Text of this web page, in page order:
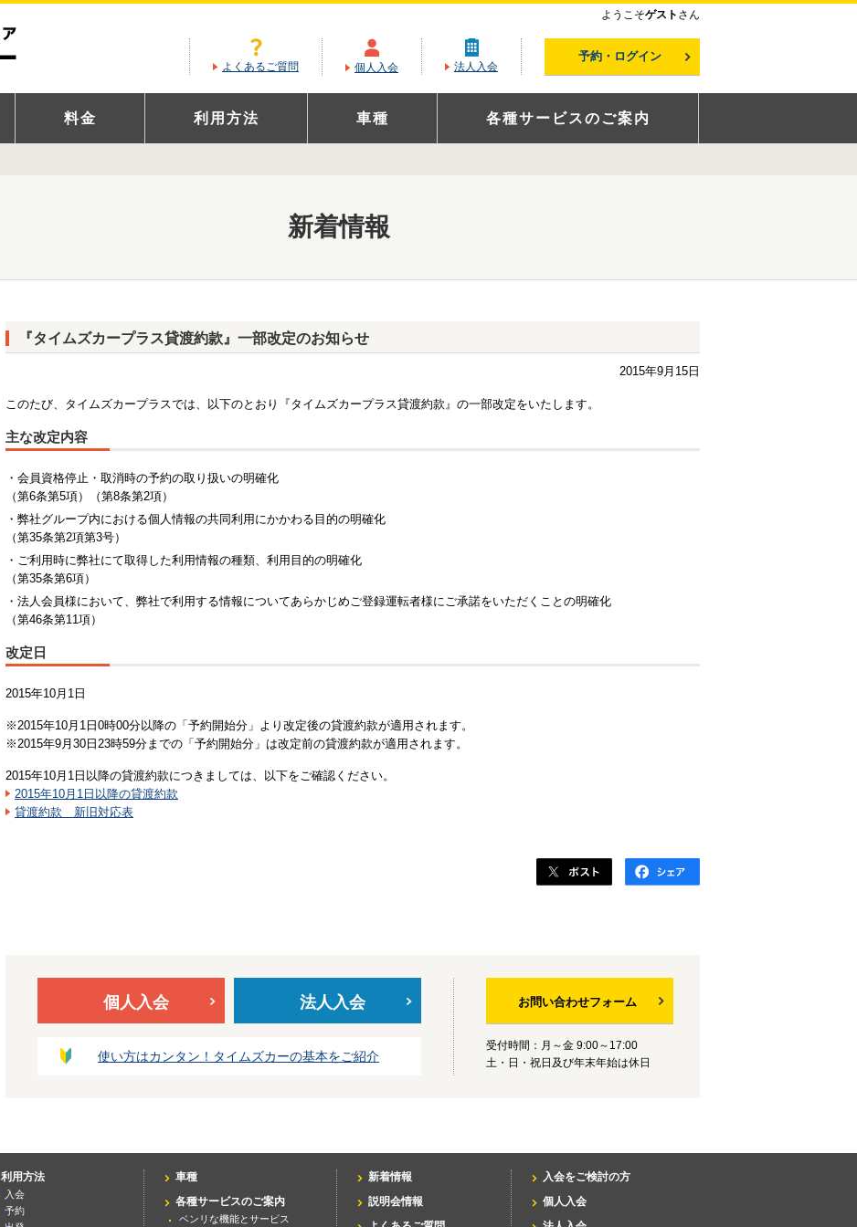
ようこそゲスト さん
よくあるご質問 個人入会 法人入会
予約・ログイン
料金 利用方法 車種 各種サービスのご案内
新着情報
『タイムズカープラス貸渡約款』一部改定のお知らせ
2015年9月15日
このたび、タイムズカープラスでは、以下のとおり『タイムズカープラス貸渡約款』の一部改定をいたします。
主な改定内容
・会員資格停止・取消時の予約の取り扱いの明確化
（第6条第5項）（第8条第2項）
・弊社グループ内における個人情報の共同利用にかかわる目的の明確化
（第35条第2項第3号）
・ご利用時に弊社にて取得した利用情報の種類、利用目的の明確化
（第35条第6項）
・法人会員様において、弊社で利用する情報についてあらかじめご登録運転者様にご承諾をいただくことの明確化
（第46条第11項）
改定日
2015年10月1日
※2015年10月1日0時00分以降の「予約開始分」より改定後の貸渡約款が適用されます。
※2015年9月30日23時59分までの「予約開始分」は改定前の貸渡約款が適用されます。
2015年10月1日以降の貸渡約款につきましては、以下をご確認ください。
2015年10月1日以降の貸渡約款
貸渡約款 新旧対応表
個人入会 法人入会
使い方はカンタン！タイムズカーの基本をご紹介
お問い合わせフォーム
受付時間：月～金 9:00～17:00
土・日・祝日及び年末年始は休日
利用方法
入会
予約
車種
各種サービスのご案内
ベンリな機能とサービス
新着情報
説明会情報
入会をご検討の方
個人入会